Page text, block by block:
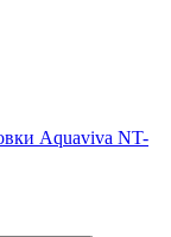
Aquaviva NT-